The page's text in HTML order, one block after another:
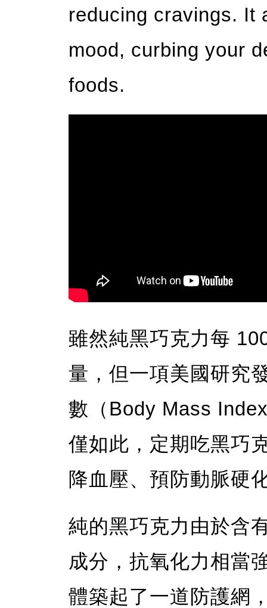
reducing cravings. It
mood, curbing your
foods.
雖然純黑巧克力每
量，但一項美國研究
數（Body Mass
僅如此，定期吃黑巧
降血壓、預防動脈硬
純的黑巧克力由於含
成分，抗氧化力相當
體築起了一道防護網